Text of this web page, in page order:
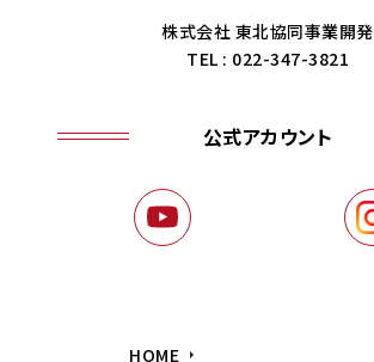
株式会社 東北協同事業開発
TEL : 022-347-3821
公式アカウント
HOME